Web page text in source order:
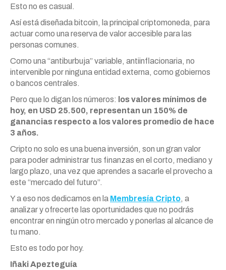
Esto no es casual.
Así está diseñada bitcoin, la principal criptomoneda, para
actuar como una reserva de valor accesible para las
personas comunes.
Como una “antiburbuja” variable, antiinflacionaria, no
intervenible por ninguna entidad externa, como gobiernos
o bancos centrales.
Pero que lo digan los números: los valores mínimos de
hoy, en USD 25.500, representan un 150% de
ganancias respecto a los valores promedio de hace
3 años.
Cripto no solo es una buena inversión, son un gran valor
para poder administrar tus finanzas en el corto, mediano y
largo plazo, una vez que aprendes a sacarle el provecho a
este “mercado del futuro”.
Y a eso nos dedicamos en la Membresía Cripto, a
analizar y ofrecerte las oportunidades que no podrás
encontrar en ningún otro mercado y ponerlas al alcance de
tu mano.
Esto es todo por hoy.
Iñaki Apezteguía